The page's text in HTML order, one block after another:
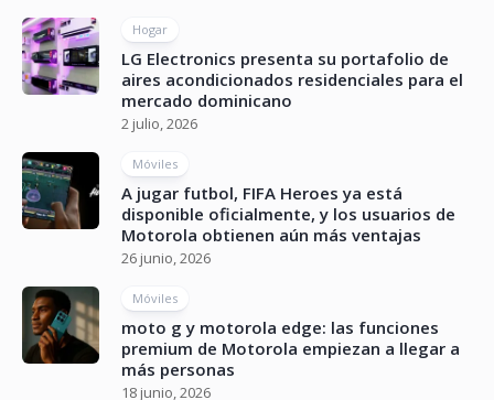
Hogar
LG Electronics presenta su portafolio de
aires acondicionados residenciales para el
mercado dominicano
2 julio, 2026
Móviles
A jugar futbol, FIFA Heroes ya está
disponible oficialmente, y los usuarios de
Motorola obtienen aún más ventajas
26 junio, 2026
Móviles
moto g y motorola edge: las funciones
premium de Motorola empiezan a llegar a
más personas
18 junio, 2026